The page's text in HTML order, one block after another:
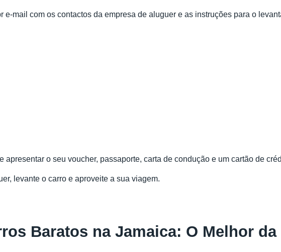
e-mail com os contactos da empresa de aluguer e as instruções para o
apresentar o seu voucher, passaporte, carta de condução e um cartão de
levante o carro e aproveite a sua viagem.
Baratos na Jamaica: O Melhor da